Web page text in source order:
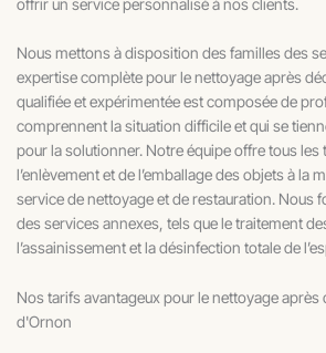
offrir un service personnalisé à nos clients.
Nous mettons à disposition des familles des
expertise complète pour le nettoyage après
qualifiée et expérimentée est composée de
comprennent la situation difficile et qui se
pour la solutionner. Notre équipe offre tous les
l’enlèvement et de l’emballage des objets à la
service de nettoyage et de restauration. Nous
des services annexes, tels que le traitement
l’assainissement et la désinfection totale de
Nos tarifs avantageux pour le nettoyage après
d'Ornon